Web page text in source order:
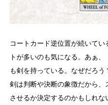
コートカード逆位置が続いて
トが多いのも気になる。あぁ
も剣を持っている。なぜだろう
剣は判断や決断の象徴だから
させるか決定するのかもしれな